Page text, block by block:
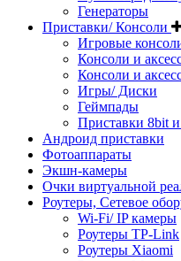
Генераторы
Приставки/ Консоли
Игровые
Консоли и
Консоли и
Игры/ Диски
Геймпады
Приставки 8bit
Андроид приставки
Фотоаппараты
Экшн-камеры
Очки виртуальной
Роутеры, Сетевое
Wi-Fi/ IP камеры
Роутеры TP-Link
Роутеры Xiaomi